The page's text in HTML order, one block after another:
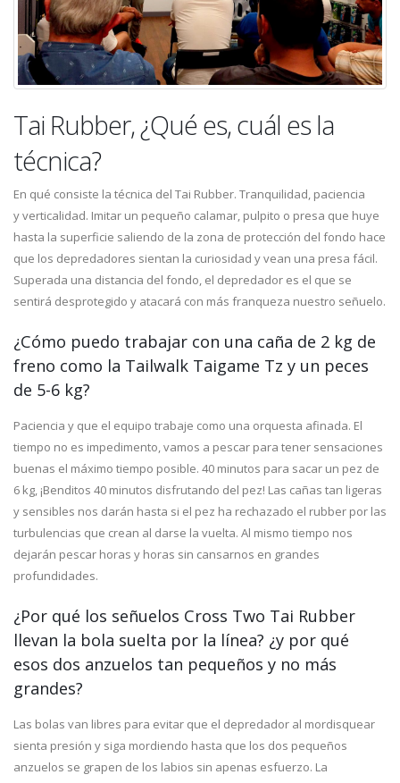
Tai Rubber, ¿Qué es, cuál es la
técnica?
En qué consiste la técnica del Tai Rubber. Tranquilidad, paciencia
y verticalidad. Imitar un pequeño calamar, pulpito o presa que huye
hasta la superficie saliendo de la zona de protección del fondo hace
que los depredadores sientan la curiosidad y vean una presa fácil.
Superada una distancia del fondo, el depredador es el que se
sentirá desprotegido y atacará con más franqueza nuestro señuelo.
¿Cómo puedo trabajar con una caña de 2 kg de
freno como la Tailwalk Taigame Tz y un peces
de 5-6 kg?
Paciencia y que el equipo trabaje como una orquesta afinada. El
tiempo no es impedimento, vamos a pescar para tener sensaciones
buenas el máximo tiempo posible. 40 minutos para sacar un pez de
6 kg, ¡Benditos 40 minutos disfrutando del pez! Las cañas tan ligeras
y sensibles nos darán hasta si el pez ha rechazado el rubber por las
turbulencias que crean al darse la vuelta. Al mismo tiempo nos
dejarán pescar horas y horas sin cansarnos en grandes
profundidades.
¿Por qué los señuelos Cross Two Tai Rubber
llevan la bola suelta por la línea? ¿y por qué
esos dos anzuelos tan pequeños y no más
grandes?
Las bolas van libres para evitar que el depredador al mordisquear
sienta presión y siga mordiendo hasta que los dos pequeños
anzuelos se grapen de los labios sin apenas esfuerzo. La